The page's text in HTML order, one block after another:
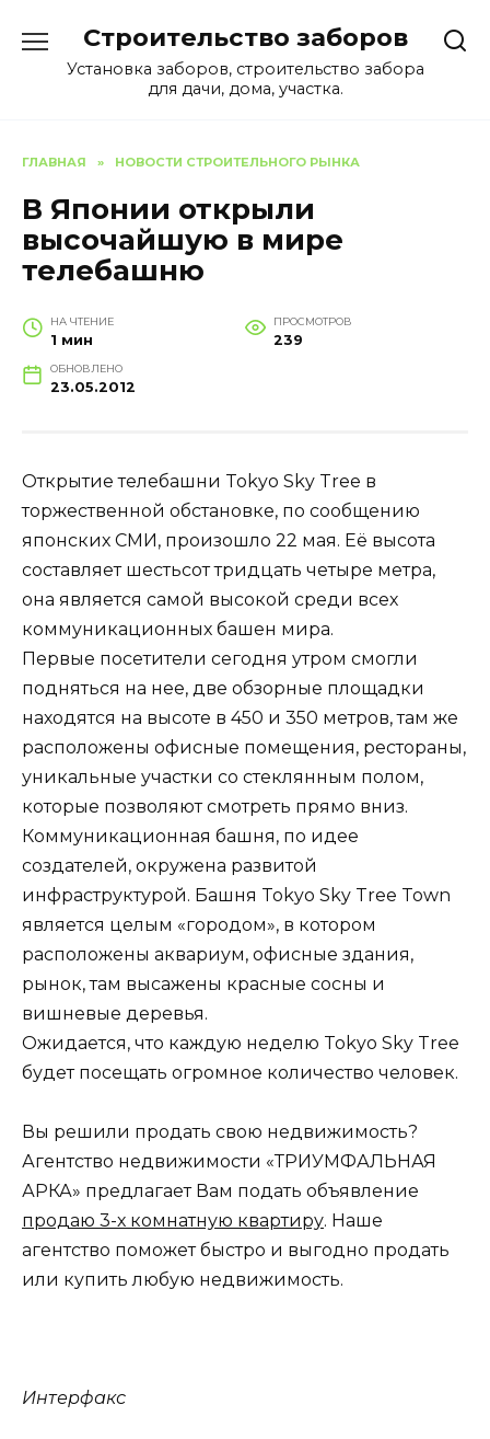
содержанию
Строительство заборов
Установка заборов, строительство забора
для дачи, дома, участка.
ГЛАВНАЯ » НОВОСТИ СТРОИТЕЛЬНОГО РЫНКА
В Японии открыли
высочайшую в мире
телебашню
НА ЧТЕНИЕ
1 мин
ПРОСМОТРОВ
239
ОБНОВЛЕНО
23.05.2012
Открытие телебашни Tokyo Sky Tree в
торжественной обстановке, по сообщению
японских СМИ, произошло 22 мая. Её высота
составляет шестьсот тридцать четыре метра,
она является самой высокой среди всех
коммуникационных башен мира.
Первые посетители сегодня утром смогли
подняться на нее, две обзорные площадки
находятся на высоте в 450 и 350 метров, там же
расположены офисные помещения, рестораны,
уникальные участки со стеклянным полом,
которые позволяют смотреть прямо вниз.
Коммуникационная башня, по идее
создателей, окружена развитой
инфраструктурой. Башня Tokyo Sky Tree Town
является целым «городом», в котором
расположены аквариум, офисные здания,
рынок, там высажены красные сосны и
вишневые деревья.
Ожидается, что каждую неделю Tokyo Sky Tree
будет посещать огромное количество человек.
Вы решили продать свою недвижимость?
Агентство недвижимости «ТРИУМФАЛЬНАЯ
АРКА» предлагает Вам подать объявление
продаю 3-х комнатную квартиру. Наше
агентство поможет быстро и выгодно продать
или купить любую недвижимость.
Интерфакс